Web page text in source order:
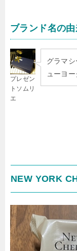
ブランド名の
プレゼン
トソムリ
エ
グラマ
ューヨ
NEW YORK